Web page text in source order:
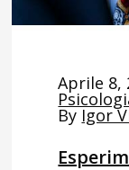
Aprile 8,
By Igor